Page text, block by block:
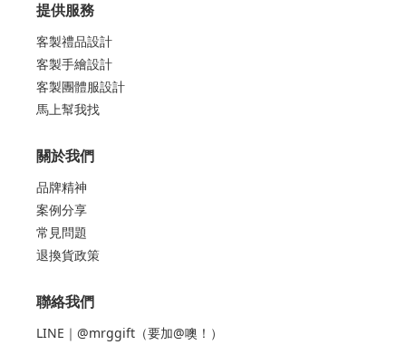
提供服務
客製禮品設計
客製手繪設計
客製團體服設計
馬上幫我找
關於我們
品牌精神
案例分享
常見問題
退換貨政策
聯絡我們
LINE｜@mrggift（要加@噢！）